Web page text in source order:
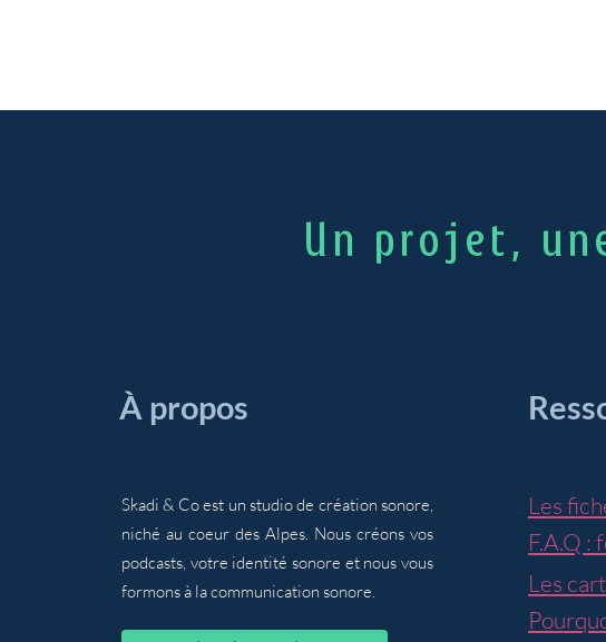
Un projet,
​À propos
Skadi & Co est un studio de création sonore,
niché au coeur des Alpes. Nous créons vos
podcasts, votre identité sonore et nous vous
formons à la communication sonore.
Les
F.A.Q :
Les